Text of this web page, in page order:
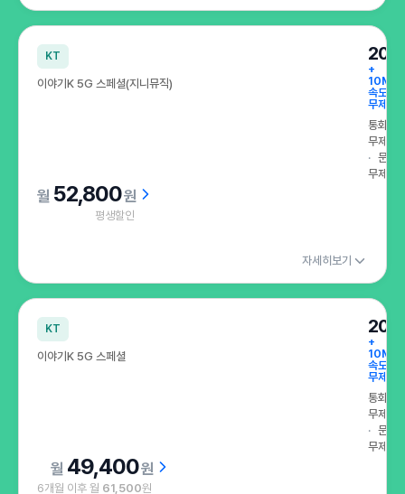
KT
이야기K 5G 스페셜(지니뮤직)
+
속도
무제한
통화
무제한
문자
무제한
52,800원
평생할인
자세히보기
KT
이야기K 5G 스페셜
+
속도
무제한
통화
무제한
문자
무제한
49,400원
6개월 이후 월 61,500원